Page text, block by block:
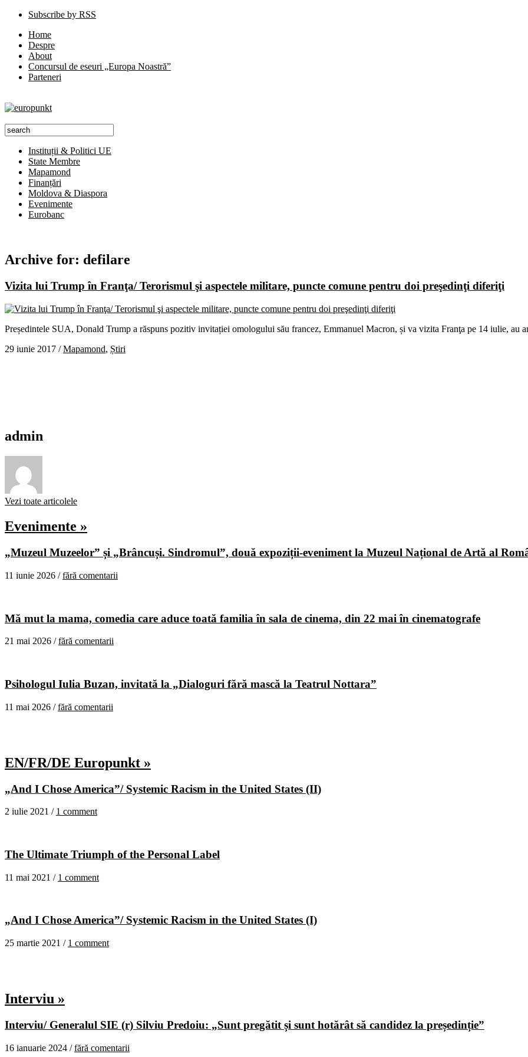
Subscribe by RSS
Home
Despre
About
Concursul de eseuri „Europa Noastră”
Parteneri
Instituții & Politici UE
State Membre
Mapamond
Finanțări
Moldova & Diaspora
Evenimente
Eurobanc
Archive for: defilare
Vizita lui Trump în Franţa/ Terorismul şi aspectele militare, puncte comune pentru doi preşedinţi diferiţi
Președintele SUA, Donald Trump a răspuns pozitiv invitației omologului său francez, Emmanuel Macron, și va vizita Franţa pe 14 iulie,
29 iunie 2017 /Mapamond, Știri
admin
Vezi toate articolele
Evenimente »
„Muzeul Muzeelor” și „Brâncuși. Sindromul”, două expoziții-eveniment la Muzeul Național de Artă al
11 iunie 2026 /fără comentarii
Mă mut la mama, comedia care aduce toată familia în sala de cinema, din 22 mai în cinematografe
21 mai 2026 /fără comentarii
Psihologul Iulia Buzan, invitată la „Dialoguri fără mască la Teatrul Nottara”
11 mai 2026 /fără comentarii
EN/FR/DE Europunkt »
„And I Chose America”/ Systemic Racism in the United States (II)
2 iulie 2021 / 1 comment
The Ultimate Triumph of the Personal Label
11 mai 2021 / 1 comment
„And I Chose America”/ Systemic Racism in the United States (I)
25 martie 2021 / 1 comment
Interviu »
Interviu/ Generalul SIE (r) Silviu Predoiu: „Sunt pregătit și sunt hotărât să candidez la președinție”
16 ianuarie 2024 /fără comentarii